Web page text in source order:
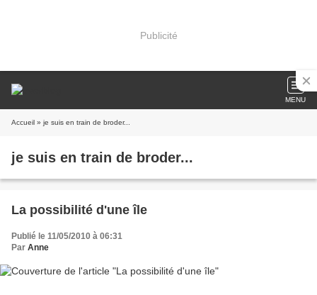
Publicité
MENU
Accueil » je suis en train de broder...
je suis en train de broder...
La possibilité d'une île
Publié le 11/05/2010 à 06:31
Par Anne